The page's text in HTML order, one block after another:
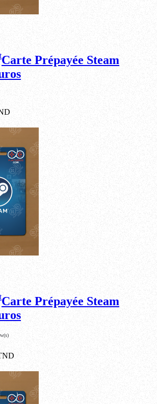
Carte Prépayée Steam
Carte Prépayée Steam